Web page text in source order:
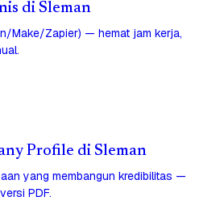
di Sleman
Make/Zapier) — hemat jam kerja,
Profile di Sleman
yang membangun kredibilitas —
PDF.